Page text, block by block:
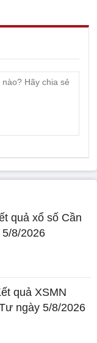
quả xổ số Cần
8/2026
quả XSMN
ngày 5/8/2026